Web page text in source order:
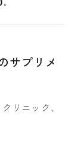
サプリメ
リニック、